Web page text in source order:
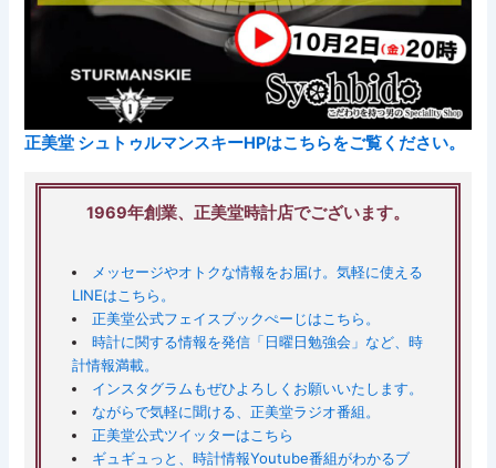
正美堂 シュトゥルマンスキーHPはこちらをご覧ください。
1969年創業、正美堂時計店でございます。
メッセージやオトクな情報をお届け。気軽に使える
LINEはこちら。
正美堂公式フェイスブックぺーじはこちら。
時計に関する情報を発信「日曜日勉強会」など、時
計情報満載。
インスタグラムもぜひよろしくお願いいたします。
ながらで気軽に聞ける、正美堂ラジオ番組。
正美堂公式ツイッターはこちら
ギュギュっと、時計情報Youtube番組がわかるブ